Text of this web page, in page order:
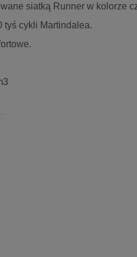
siatką Runner w kolorze
tyś cykli Martindalea.